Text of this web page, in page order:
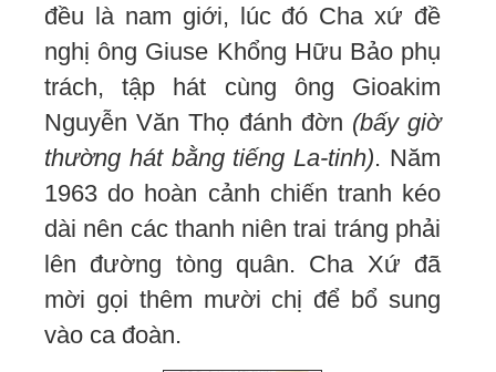
đều là nam giới, lúc đó Cha xứ đề
nghị ông Giuse Khổng Hữu Bảo phụ
trách, tập hát cùng ông Gioakim
Nguyễn Văn Thọ đánh đờn (bấy giờ
thường hát bằng tiếng La-tinh). Năm
1963 do hoàn cảnh chiến tranh kéo
dài nên các thanh niên trai tráng phải
lên đường tòng quân. Cha Xứ đã
mời gọi thêm mười chị để bổ sung
vào ca đoàn.